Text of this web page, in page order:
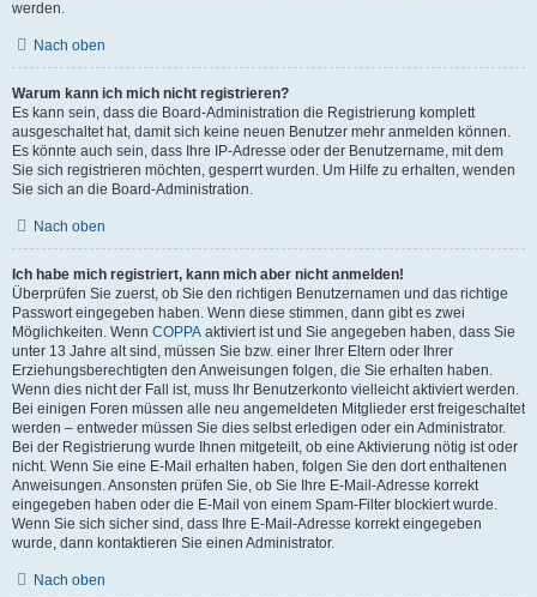
werden.
Nach oben
Warum kann ich mich nicht registrieren?
Es kann sein, dass die Board-Administration die Registrierung komplett
ausgeschaltet hat, damit sich keine neuen Benutzer mehr anmelden können.
Es könnte auch sein, dass Ihre IP-Adresse oder der Benutzername, mit dem
Sie sich registrieren möchten, gesperrt wurden. Um Hilfe zu erhalten, wenden
Sie sich an die Board-Administration.
Nach oben
Ich habe mich registriert, kann mich aber nicht anmelden!
Überprüfen Sie zuerst, ob Sie den richtigen Benutzernamen und das richtige
Passwort eingegeben haben. Wenn diese stimmen, dann gibt es zwei
Möglichkeiten. Wenn COPPA aktiviert ist und Sie angegeben haben, dass Sie
unter 13 Jahre alt sind, müssen Sie bzw. einer Ihrer Eltern oder Ihrer
Erziehungsberechtigten den Anweisungen folgen, die Sie erhalten haben.
Wenn dies nicht der Fall ist, muss Ihr Benutzerkonto vielleicht aktiviert werden.
Bei einigen Foren müssen alle neu angemeldeten Mitglieder erst freigeschaltet
werden – entweder müssen Sie dies selbst erledigen oder ein Administrator.
Bei der Registrierung wurde Ihnen mitgeteilt, ob eine Aktivierung nötig ist oder
nicht. Wenn Sie eine E-Mail erhalten haben, folgen Sie den dort enthaltenen
Anweisungen. Ansonsten prüfen Sie, ob Sie Ihre E-Mail-Adresse korrekt
eingegeben haben oder die E-Mail von einem Spam-Filter blockiert wurde.
Wenn Sie sich sicher sind, dass Ihre E-Mail-Adresse korrekt eingegeben
wurde, dann kontaktieren Sie einen Administrator.
Nach oben